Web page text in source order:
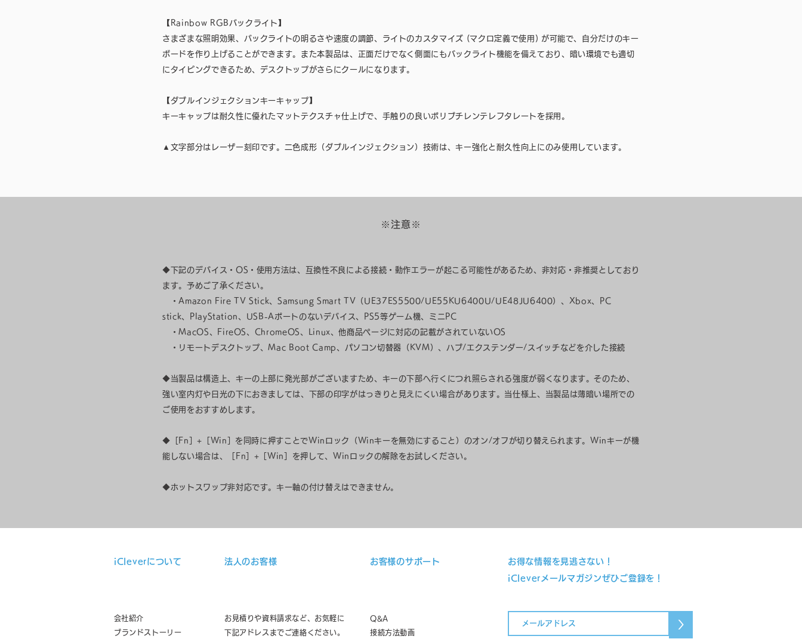
【Rainbow RGBバックライト】
さまざまな照明効果、バックライトの明るさや速度の調節、ライトのカスタマイズ (マクロ定義で使用) が可能で、自分だけのキー
ボードを作り上げることができます。また本製品は、正面だけでなく側面にもバックライト機能を備えており、暗い環境でも適切
にタイピングできるため、デスクトップがさらにクールになります。
【ダブルインジェクションキーキャップ】
キーキャップは耐久性に優れたマットテクスチャ仕上げで、手触りの良いポリブチレンテレフタレートを採用。
▲文字部分はレーザー刻印です。二色成形（ダブルインジェクション）技術は、キー強化と耐久性向上にのみ使用しています。
※注意※
◆下記のデバイス・OS・使用方法は、互換性不良による接続・動作エラーが起こる可能性があるため、非対応・非推奨としており
ます。予めご了承ください。
・Amazon Fire TV Stick、Samsung Smart TV（UE37ES5500/UE55KU6400U/UE48JU6400）、Xbox、PC
stick、PlayStation、USB-Aポートのないデバイス、PS5等ゲーム機、ミニPC
・MacOS、FireOS、ChromeOS、Linux、他商品ページに対応の記載がされていないOS
・リモートデスクトップ、Mac Boot Camp、パソコン切替器（KVM）、ハブ/エクステンダー/スイッチなどを介した接続
◆当製品は構造上、キーの上部に発光部がございますため、キーの下部へ行くにつれ照らされる強度が弱くなります。そのため、
強い室内灯や日光の下におきましては、下部の印字がはっきりと見えにくい場合があります。当仕様上、当製品は薄暗い場所での
ご使用をおすすめします。
◆［Fn］+［Win］を同時に押すことでWinロック（Winキーを無効にすること）のオン/オフが切り替えられます。Winキーが機
能しない場合は、［Fn］+［Win］を押して、Winロックの解除をお試しください。
◆ホットスワップ非対応です。キー軸の付け替えはできません。
iCleverについて 法人のお客様 お客様のサポート
お得な情報を見逃さない！
iCleverメールマガジンぜひご登録を！
​会社紹介
​ブランドストーリー
お見積りや資料請求など、お気軽に
下記アドレスまでご連絡ください。
Q&A
接続方法動画
>